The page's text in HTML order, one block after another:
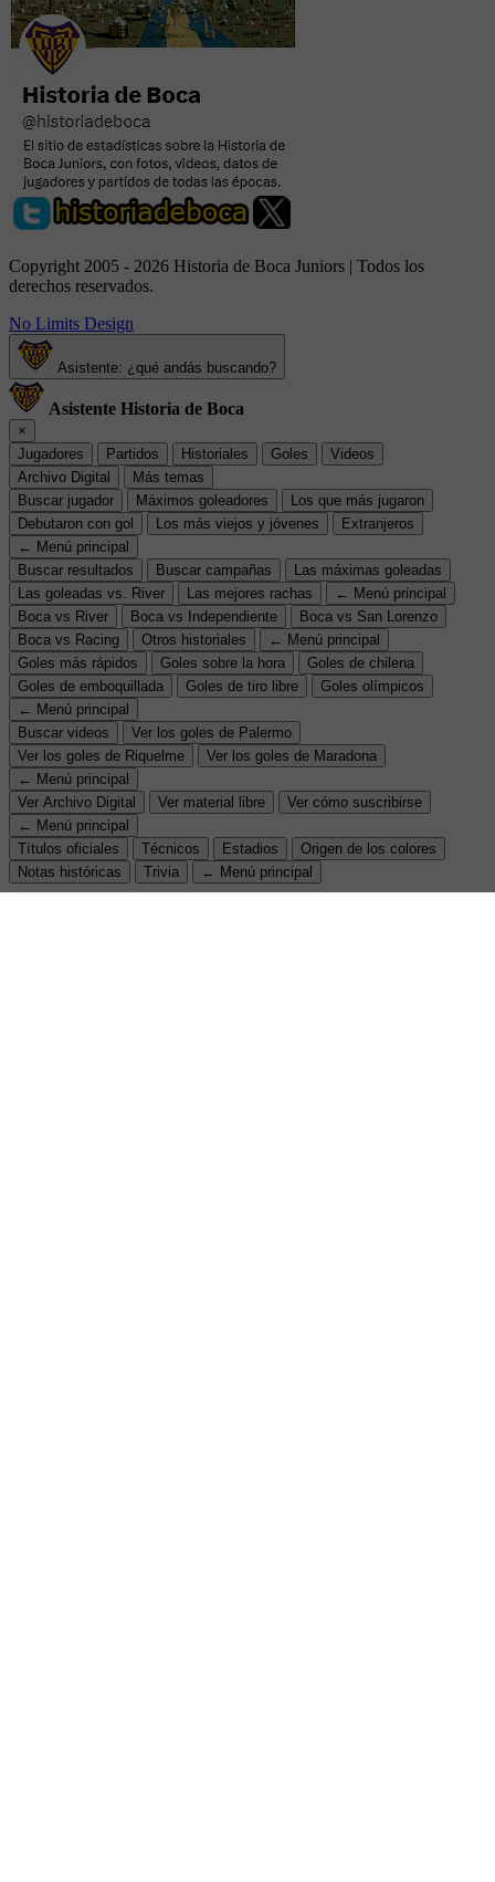
Copyright 2005 - 2026 Historia de Boca Juniors | Todos los
derechos reservados.
No Limits Design
Asistente: ¿qué andás buscando?
Asistente Historia de Boca
×
Jugadores
Partidos Historiales Goles
Videos
Archivo Digital
Más temas
Buscar jugador
Máximos goleadores
Los que más jugaron
Debutaron con gol
Los más viejos y jóvenes
Extranjeros
← Menú principal
Buscar resultados
Buscar campañas
Las máximas goleadas
Las goleadas vs. River
Las mejores rachas
← Menú principal
Boca vs River
Boca vs Independiente
Boca vs San Lorenzo
Boca vs Racing
Otros historiales
← Menú principal
Goles más rápidos
Goles sobre la hora
Goles de chilena
Goles de emboquillada
Goles de tiro libre
Goles olímpicos
← Menú principal
Buscar videos
Ver los goles de Palermo
Ver los goles de Riquelme
Ver los goles de Maradona
← Menú principal
Ver Archivo Digital
Ver material libre
Ver cómo suscribirse
← Menú principal
Títulos oficiales
Técnicos Estadios
Origen de los colores
Notas históricas
Trivia ← Menú principal